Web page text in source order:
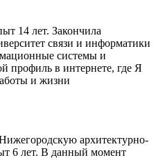
14 лет. Закончила
связи и информатики
системы и
профиль в интернете, где Я
и жизни
архитектурно-
6 лет. В данный момент